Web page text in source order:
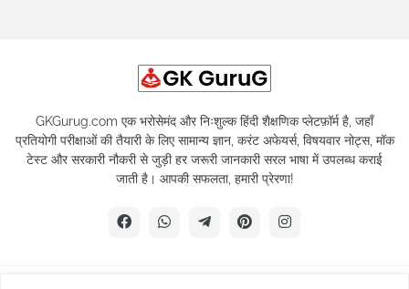
GKGurug.com एक भरोसेमंद और निःशुल्क हिंदी शैक्षणिक प्लेटफ़ॉर्म है, जहाँ
प्रतियोगी परीक्षाओं की तैयारी के लिए सामान्य ज्ञान, करंट अफेयर्स, विषयवार नोट्स, मॉक
टेस्ट और सरकारी नौकरी से जुड़ी हर जरूरी जानकारी सरल भाषा में उपलब्ध कराई
जाती है। आपकी सफलता, हमारी प्रेरणा!